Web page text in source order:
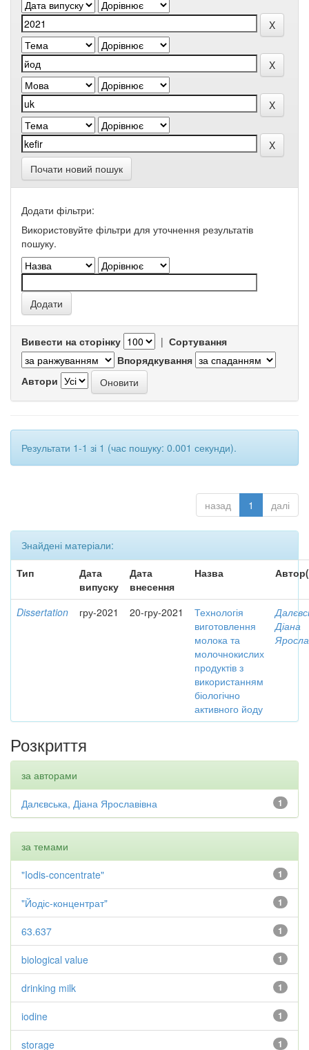
Почати новий пошук
Додати фільтри:
Використовуйте фільтри для уточнення результатів
пошуку.
Вивести на сторінку | Сортування
Впорядкування
Автори
Результати 1-1 зі 1 (час пошуку: 0.001 секунди).
назад 1 далі
Знайдені матеріали:
Тип
Дата
випуску
Дата
внесення
Назва
Dissertation гру-2021 20-гру-2021
Технологія
виготовлення
молока та
молочнокислих
продуктів з
використанням
біологічно
активного йоду
Діана
Розкриття
за авторами
1
Далєвська, Діана Ярославівна
за темами
1
"Iodis-concentrate"
1
"Йодіс-концентрат"
1
63.637
1
biological value
1
drinking milk
1
iodine
1
storage